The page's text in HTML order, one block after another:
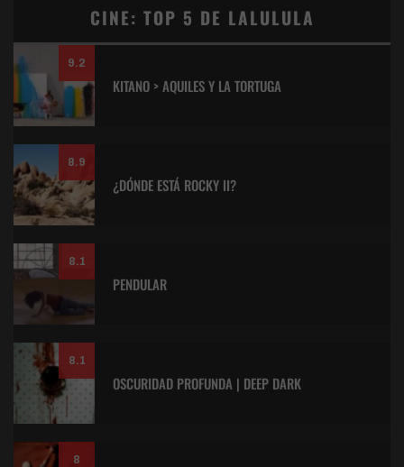
CINE: TOP 5 DE LALULULA
9.2
KITANO > AQUILES Y LA TORTUGA
8.9
¿DÓNDE ESTÁ ROCKY II?
8.1
PENDULAR
8.1
OSCURIDAD PROFUNDA | DEEP DARK
8